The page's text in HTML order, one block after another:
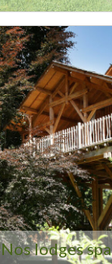
Nos lodges spa